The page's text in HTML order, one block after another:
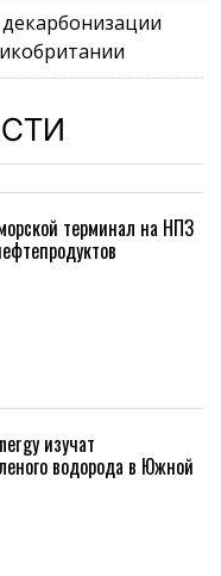
терминал на НПЗ
изучат
водорода в Южной